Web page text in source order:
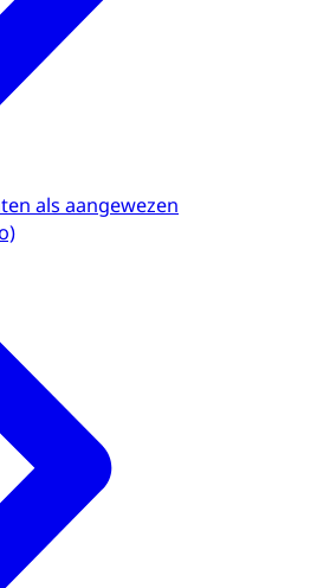
als aangewezen